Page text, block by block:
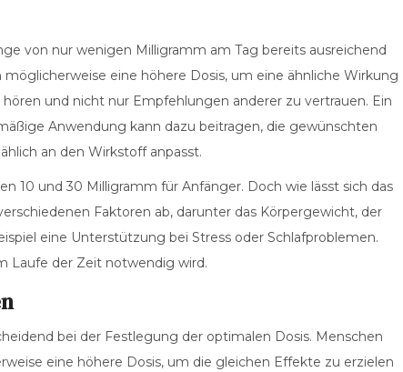
von nur wenigen Milligramm am Tag bereits ausreichend
eine höhere Dosis, um eine ähnliche Wirkung
und nicht nur Empfehlungen anderer zu vertrauen. Ein
Anwendung kann dazu beitragen, die gewünschten
an den Wirkstoff anpasst.
10 und 30 Milligramm für Anfänger. Doch wie lässt sich das
Faktoren ab, darunter das Körpergewicht, der
eine Unterstützung bei Stress oder Schlafproblemen.
Laufe der Zeit notwendig wird.
bei der Festlegung der optimalen Dosis. Menschen
eine höhere Dosis, um die gleichen Effekte zu erzielen